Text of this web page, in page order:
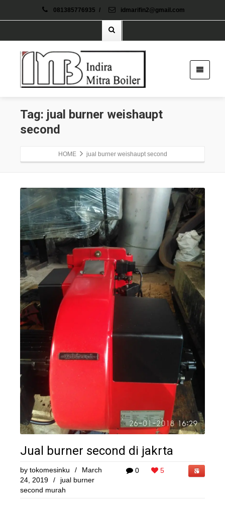
081385776935 / idmarifin2@gmail.com
Tag: jual burner weishaupt
second
HOME jual burner weishaupt second
Jual burner second di jakrta
0 5
by tokomesinku /
March
24, 2019
/
jual burner
second murah